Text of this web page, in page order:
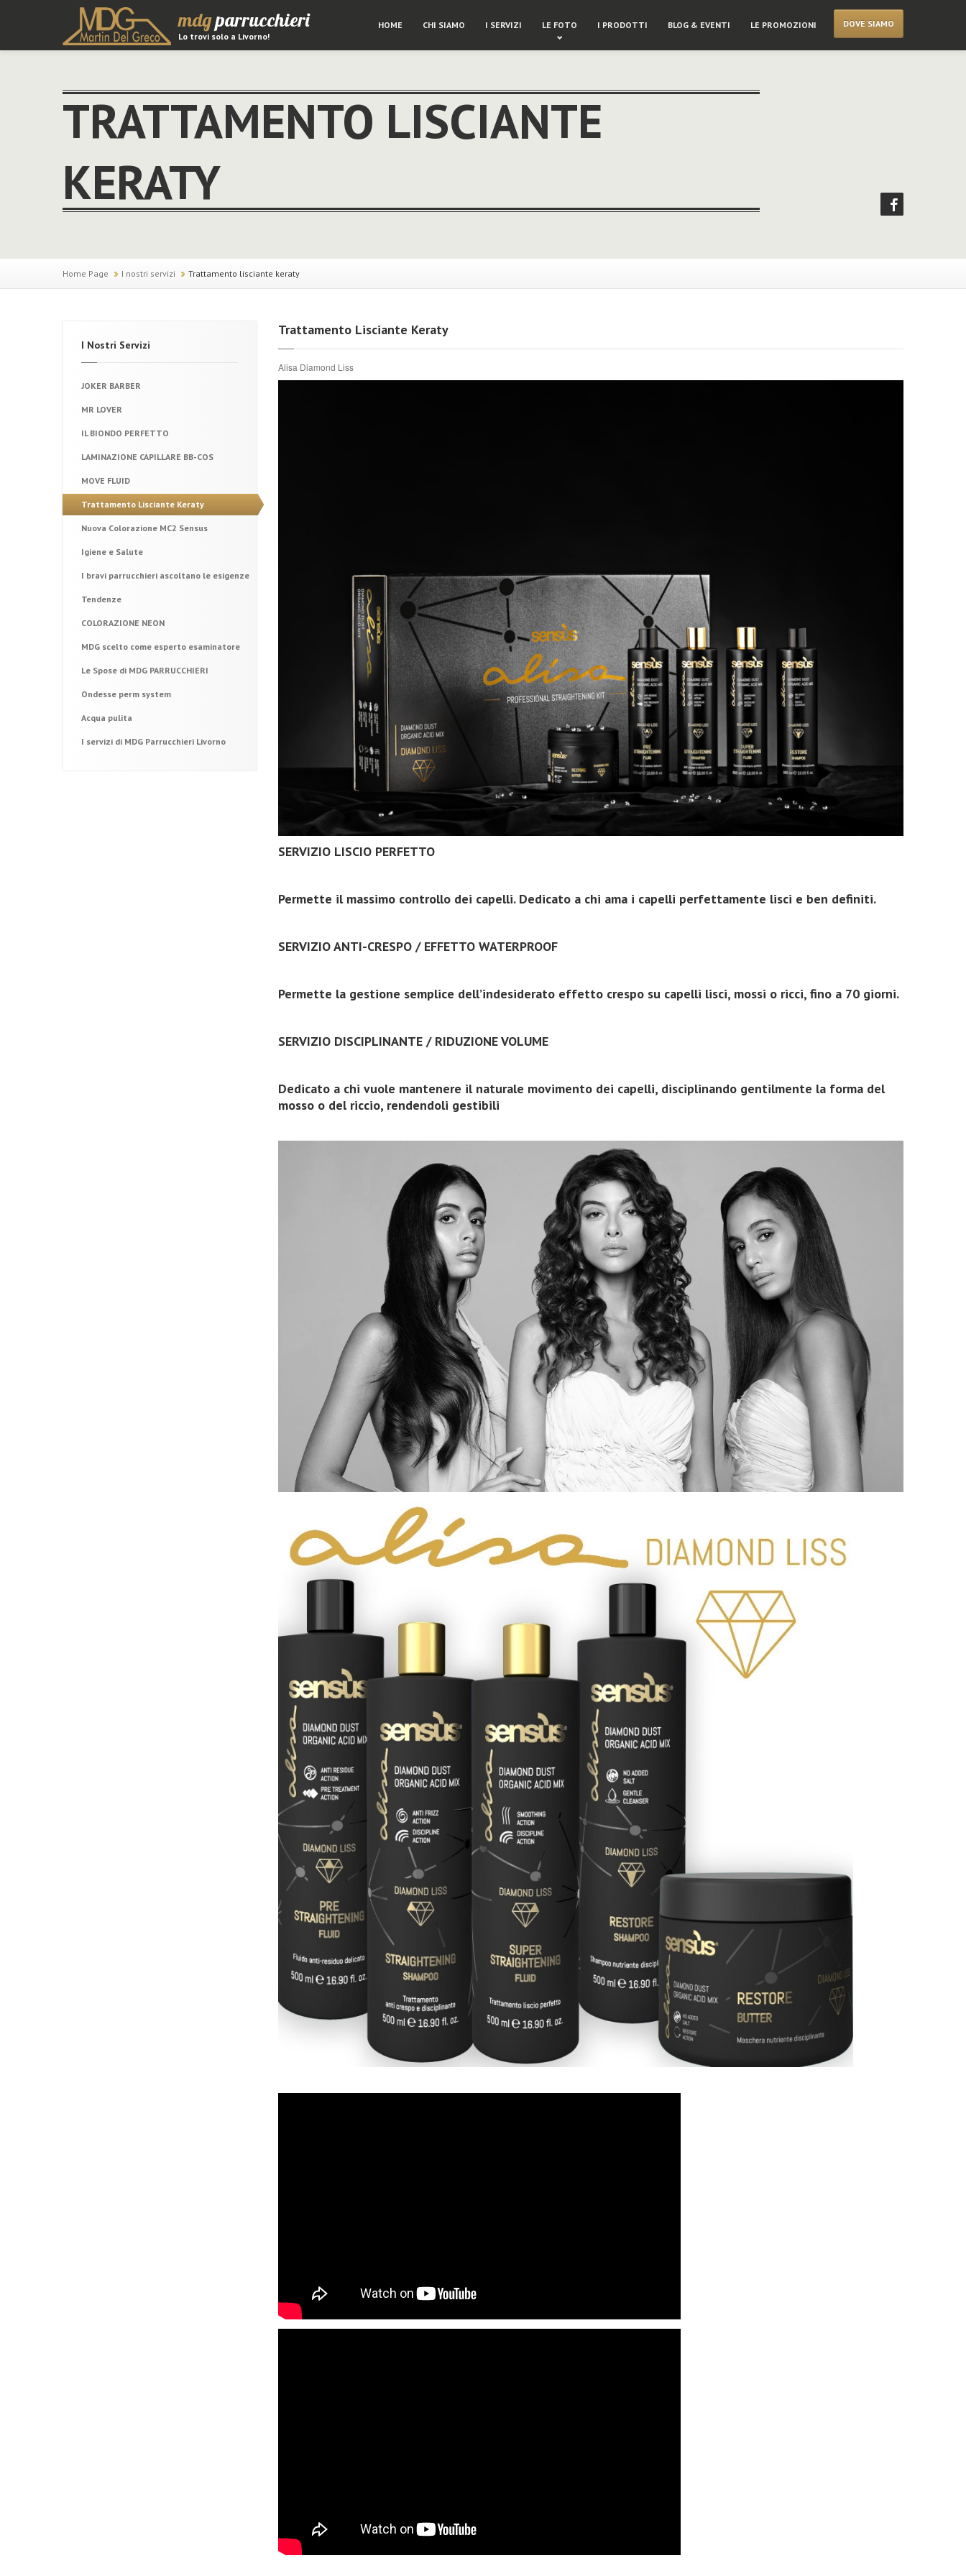
mdgparrucchieri
Lo trovi solo a Livorno!
HOME CHI SIAMO I SERVIZI LE FOTO I PRODOTTI BLOG & EVENTI LE PROMOZIONI DOVE SIAMO
TRATTAMENTO LISCIANTE
KERATY
Home Page I nostri servizi Trattamento lisciante keraty
I Nostri Servizi
JOKER BARBER
MR LOVER
IL BIONDO PERFETTO
LAMINAZIONE CAPILLARE BB-COS
MOVE FLUID
Trattamento Lisciante Keraty
Nuova Colorazione MC2 Sensus
Igiene e Salute
I bravi parrucchieri ascoltano le esigenze
Tendenze
COLORAZIONE NEON
MDG scelto come esperto esaminatore
Le Spose di MDG PARRUCCHIERI
Ondesse perm system
Acqua pulita
I servizi di MDG Parrucchieri Livorno
Trattamento Lisciante Keraty
Alisa Diamond Liss
SERVIZIO LISCIO PERFETTO
Permette il massimo controllo dei capelli. Dedicato a chi ama i capelli perfettamente lisci e ben definiti.
SERVIZIO ANTI-CRESPO / EFFETTO WATERPROOF
Permette la gestione semplice dell’indesiderato effetto crespo su capelli lisci, mossi o ricci, fino a 70 giorni.
SERVIZIO DISCIPLINANTE / RIDUZIONE VOLUME
Dedicato a chi vuole mantenere il naturale movimento dei capelli, disciplinando gentilmente la forma del
mosso o del riccio, rendendoli gestibili